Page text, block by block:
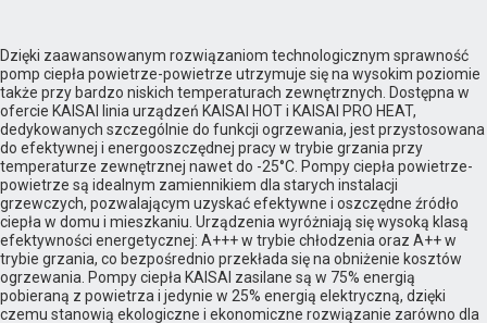
Dzięki zaawansowanym rozwiązaniom technologicznym sprawność
pomp ciepła powietrze-powietrze utrzymuje się na wysokim poziomie
także przy bardzo niskich temperaturach zewnętrznych. Dostępna w
ofercie KAISAI linia urządzeń KAISAI HOT i KAISAI PRO HEAT,
dedykowanych szczególnie do funkcji ogrzewania, jest przystosowana
do efektywnej i energooszczędnej pracy w trybie grzania przy
temperaturze zewnętrznej nawet do -25°C. Pompy ciepła powietrze-
powietrze są idealnym zamiennikiem dla starych instalacji
grzewczych, pozwalającym uzyskać efektywne i oszczędne źródło
ciepła w domu i mieszkaniu. Urządzenia wyróżniają się wysoką klasą
efektywności energetycznej: A+++ w trybie chłodzenia oraz A++ w
trybie grzania, co bezpośrednio przekłada się na obniżenie kosztów
ogrzewania. Pompy ciepła KAISAI zasilane są w 75% energią
pobieraną z powietrza i jedynie w 25% energią elektryczną, dzięki
czemu stanowią ekologiczne i ekonomiczne rozwiązanie zarówno dla